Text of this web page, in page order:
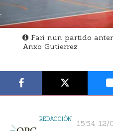
Fari nun partido
Anxo Gutierrez
REDACCIÓN 15:54 12/